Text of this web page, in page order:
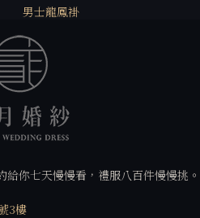
男士龍鳳褂
你七天慢慢看，禮服八百件慢慢挑。
3樓